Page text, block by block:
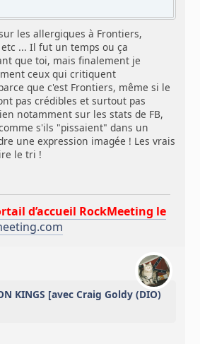
les allergiques à Frontiers,
... Il fut un temps ou ça
que toi, mais finalement je
ceux qui critiquent
que c'est Frontiers, même si le
pas crédibles et surtout pas
notamment sur les stats de FB,
s'ils "pissaient" dans un
une expression imagée ! Les vrais
le tri !
d’accueil RockMeeting le
KINGS [avec Craig Goldy (DIO)